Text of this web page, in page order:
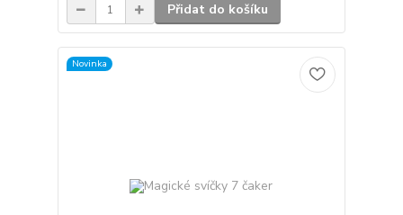
Přidat do košíku
Novinka